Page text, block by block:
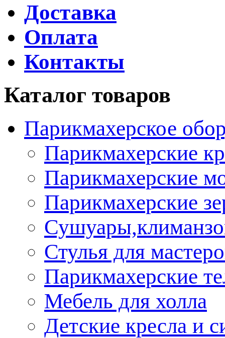
Доставка
Оплата
Контакты
Каталог товаров
Парикмахерское
Парикмахерские
Парикмахерские
Парикмахерские
Стулья для
Парикмахерские
Мебель для холла
Детские кресла и